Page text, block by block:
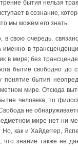
бытия нельзя
в сознание,
мы можем его знать.
свою очередь,
в
в мире; без
бытие свободно до
понятие бытия
мире. Отсюда
человека, то
не
мире нет ни
как и Хайдеггер,
знание также не